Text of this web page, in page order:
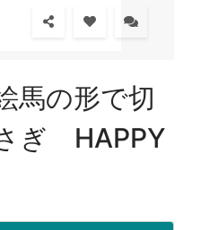
の形で切
ぎ HAPPY